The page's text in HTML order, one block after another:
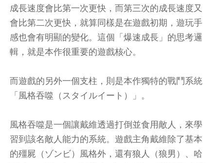
成長速度會比第一次更快，而第三次的成長速度又
會比第二次更快，就算同樣是在遊戲初期，遊玩手
感也會有明顯的變化。這個「爆速成長」的思考邏
輯，就是本作很重要的遊戲核心。
而遊戲的另外一個支柱，則是本作獨特的戰鬥系統
「風格吞噬（スタイルイート）」。
風格吞噬是一個讓戴維透過打倒並食用敵人，來學
習到該名敵人能力的系統。遊戲主角戴維除了基本
的殭屍（ゾンビ）風格外，還有狼人（狼男）、哈